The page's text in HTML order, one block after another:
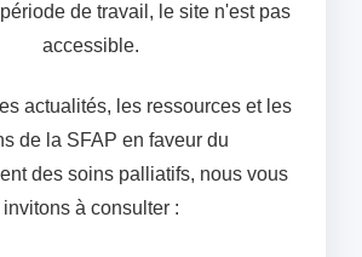
de travail, le site n'est pas
accessible.
actualités, les ressources et les
de la SFAP en faveur du
des soins palliatifs, nous vous
invitons à consulter :